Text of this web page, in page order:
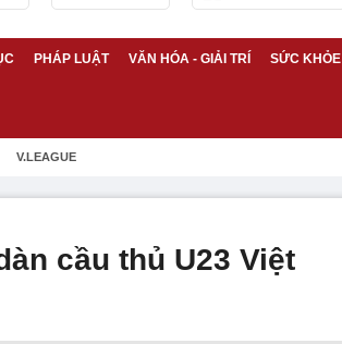
PHÁP LUẬT VĂN HÓA - GIẢI TRÍ SỨC KHỎE
V.LEAGUE
cầu thủ U23 Việt